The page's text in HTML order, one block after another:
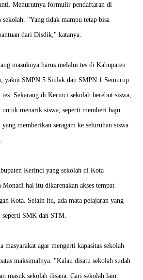
Menurutnya formulir pendaftaran di
sekolah. "Yang tidak mampu tetap bisa
dari Disdik," katanya.
masuknya harus melalui tes di Kabupaten
yakni SMPN 5 Siulak dan SMPN 1 Semurup.
Sekarang di Kerinci sekolah berebut siswa,
untuk menarik siswa, seperti memberi baju
memberikan seragam ke seluruhan siswa
Kerinci yang sekolah di Kota
Monadi hal itu dikarenakan akses tempat
Kota. Selain itu, ada mata pelajaran yang
seperti SMK dan STM.
masyarakat agar mengerti kapasitas sekolah
maksimalnya. "Kalau disatu sekolah sudah
masuk sekolah disana. Cari sekolah lain.